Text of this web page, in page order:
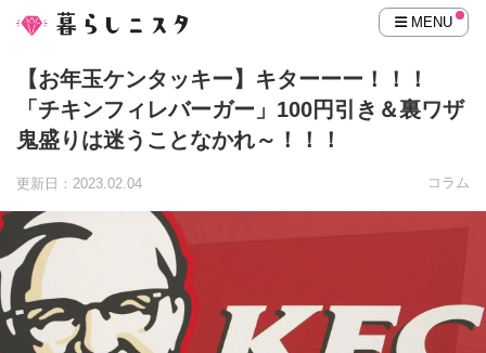
MENU
【お年玉ケンタッキー】キターーー！！！
「チキンフィレバーガー」100円引き＆裏ワザ
鬼盛りは迷うことなかれ～！！！
更新日：2023.02.04 コラム